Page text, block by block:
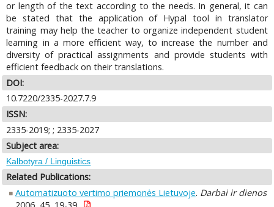
or length of the text according to the needs. In general, it can
be stated that the application of Hypal tool in translator
training may help the teacher to organize independent student
learning in a more efficient way, to increase the number and
diversity of practical assignments and provide students with
efficient feedback on their translations.
DOI:
10.7220/2335-2027.7.9
ISSN:
2335-2019; ; 2335-2027
Subject area:
Kalbotyra / Linguistics
Related Publications:
Automatizuoto vertimo priemonės Lietuvoje. Darbai ir dienos